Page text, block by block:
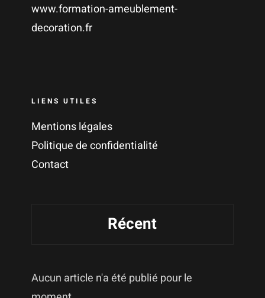
www.formation-ameublement-
decoration.fr
LIENS UTILES
Mentions légales
Politique de confidentialité
Contact
Récent
Aucun article n'a été publié pour le